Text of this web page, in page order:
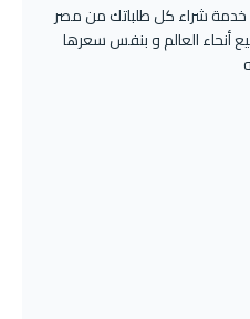
شراء كل طلباتك من مصر
العالم و بنفس سعرها